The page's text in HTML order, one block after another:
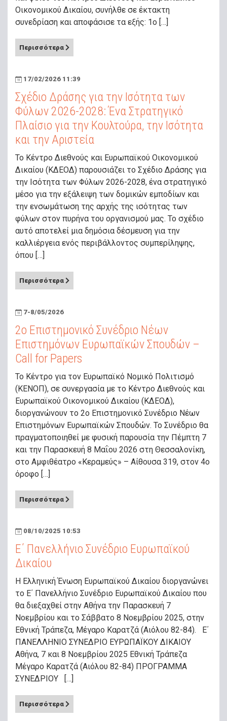
Οικονομικού Δικαίου, συνήλθε σε έκτακτη
συνεδρίαση και αποφάσισε τα εξής: 1o […]
Περισσότερα
17/02/2026 11:39
Σχέδιο Δράσης για την Ισότητα των
Φύλων 2026-2028: Ένα Στρατηγικό
Πλαίσιο για την Κουλτούρα, την Ισότητα
και την Αριστεία
Το Κέντρο Διεθνούς και Ευρωπαϊκού Οικονομικού
Δικαίου (ΚΔΕΟΔ) παρουσιάζει το Σχέδιο Δράσης για
την Ισότητα των Φύλων 2026-2028, ένα στρατηγικό
μέσο για την εξάλειψη των δομικών εμποδίων και
την ενσωμάτωση της αρχής της ισότητας των
φύλων στον πυρήνα του οργανισμού μας. Το σχέδιο
αυτό αποτελεί μια δημόσια δέσμευση για την
καλλιέργεια ενός περιβάλλοντος συμπερίληψης,
όπου […]
Περισσότερα
7-8/05/2026
2ο Επιστημονικό Συνέδριο Νέων
Επιστημόνων Ευρωπαϊκών Σπουδών –
Call for Papers
Το Κέντρο για τον Ευρωπαϊκό Νομικό Πολιτισμό
(ΚΕΝΟΠ), σε συνεργασία με το Κέντρο Διεθνούς και
Ευρωπαϊκού Οικονομικού Δικαίου (ΚΔΕΟΔ),
διοργανώνουν το 2ο Επιστημονικό Συνέδριο Νέων
Επιστημόνων Ευρωπαϊκών Σπουδών. To Συνέδριο θα
πραγματοποιηθεί με φυσική παρουσία την Πέμπτη 7
και την Παρασκευή 8 Μαΐου 2026 στη Θεσσαλονίκη,
στο Αμφιθέατρο «Κεραμεύς» – Αίθουσα 319, στον 4ο
όροφο […]
Περισσότερα
08/10/2025 10:53
E΄ Πανελλήνιο Συνέδριο Ευρωπαϊκού
Δικαίου
Η Ελληνική Ένωση Ευρωπαϊκού Δικαίου διοργανώνει
το E΄ Πανελλήνιο Συνέδριο Ευρωπαϊκού Δικαίου που
θα διεξαχθεί στην Αθήνα την Παρασκευή 7
Νοεμβρίου και το Σάββατο 8 Νοεμβρίου 2025, στην
Εθνική Τράπεζα, Μέγαρο Καρατζά (Αιόλου 82-84). Ε΄
ΠΑΝΕΛΛΗΝΙΟ ΣΥΝΕΔΡΙΟ ΕΥΡΩΠΑΪΚΟΥ ΔΙΚΑΙΟΥ
Αθήνα, 7 και 8 Νοεμβρίου 2025 Εθνική Τράπεζα
Μέγαρο Καρατζά (Αιόλου 82-84) ΠΡΟΓΡΑΜΜΑ
ΣΥΝΕΔΡΙΟΥ […]
Περισσότερα